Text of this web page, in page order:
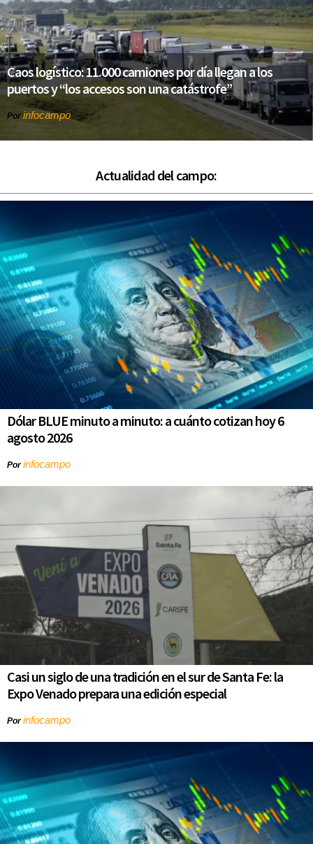
Caos logístico: 11.000 camiones por día llegan a los
puertos y “los accesos son una catástrofe”
Por infocampo
Actualidad del campo:
Dólar BLUE minuto a minuto: a cuánto cotizan hoy 6
agosto 2026
Porinfocampo
Casi un siglo de una tradición en el sur de Santa Fe: la
Expo Venado prepara una edición especial
Porinfocampo